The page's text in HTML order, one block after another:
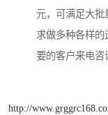
元，可满足大批
求做多种各样的
要的客户来电咨
http://